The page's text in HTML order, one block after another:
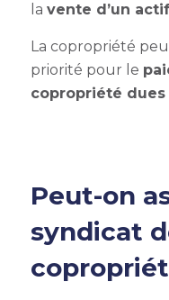
la vente d’un
La copropriété
priorité pour le
copropriété dues
Peut-on
syndicat